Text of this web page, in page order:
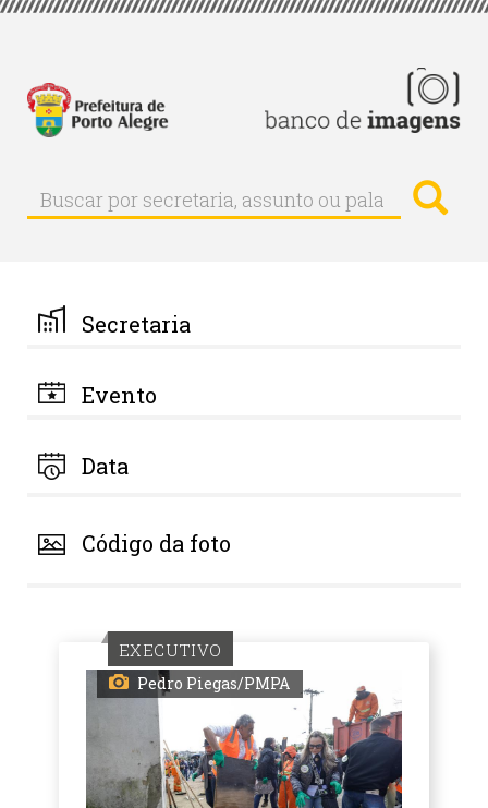
Pular
principal
Buscar
Buscar
por
palavra-
chave
Secretaria
Evento
Data
Código da foto
EXECUTIVO
Pedro Piegas/PMPA